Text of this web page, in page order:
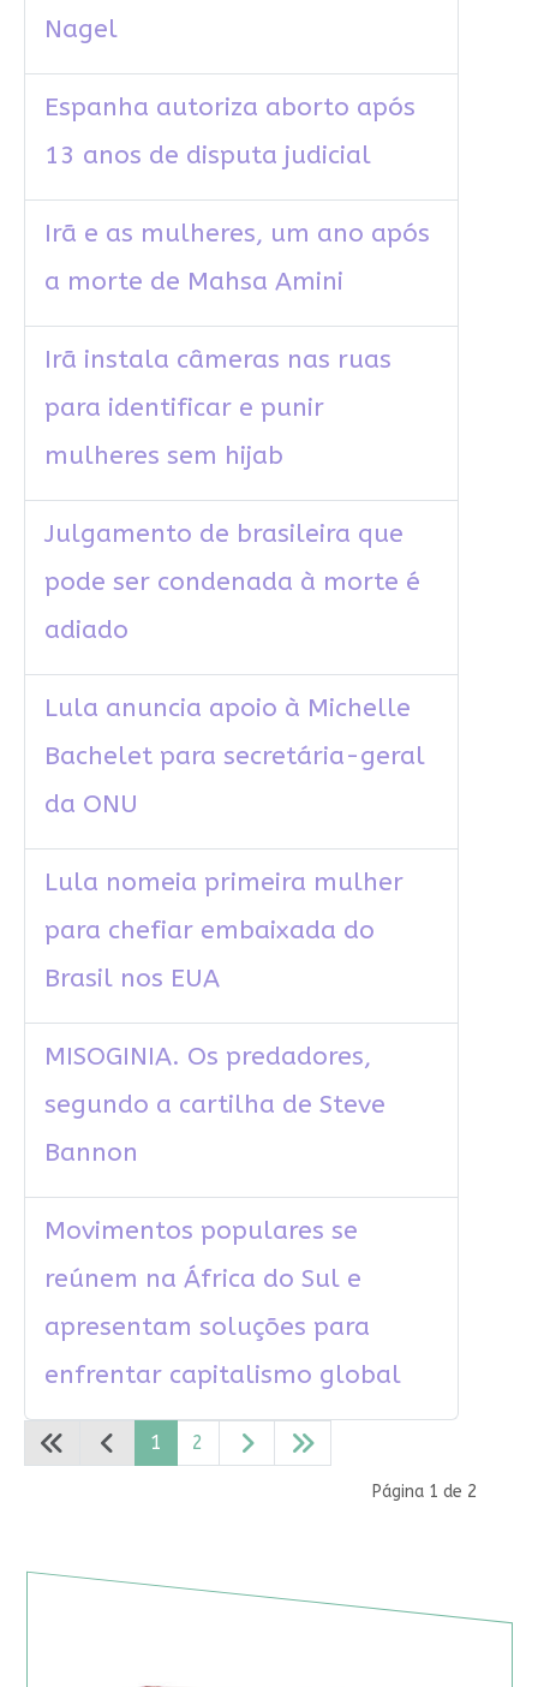
Nagel
Espanha autoriza aborto após
13 anos de disputa judicial
Irã e as mulheres, um ano após
a morte de Mahsa Amini
Irã instala câmeras nas ruas
para identificar e punir
mulheres sem hijab
Julgamento de brasileira que
pode ser condenada à morte é
adiado
Lula anuncia apoio à Michelle
Bachelet para secretária-geral
da ONU
Lula nomeia primeira mulher
para chefiar embaixada do
Brasil nos EUA
MISOGINIA. Os predadores,
segundo a cartilha de Steve
Bannon
Movimentos populares se
reúnem na África do Sul e
apresentam soluções para
enfrentar capitalismo global
Página 1 de 2
1 2